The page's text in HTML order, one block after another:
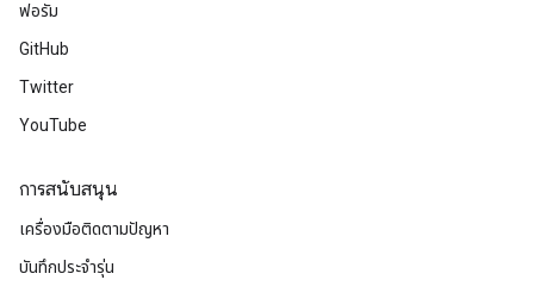
ฟอรัม
GitHub
Twitter
YouTube
การสนับสนุน
เครื่องมือติดตามปัญหา
บันทึกประจำรุ่น